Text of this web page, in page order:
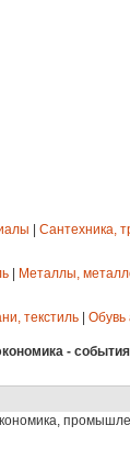
Сантехника,
Металлы,
текстиль Обувь
-